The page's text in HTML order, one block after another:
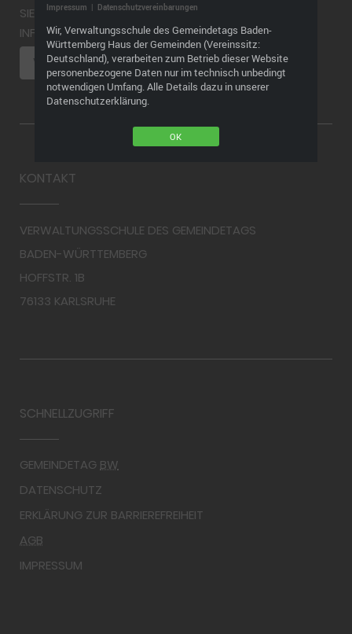
SIE MÖCHTEN EINEN WIDERRUF ABGEBEN? WEITERE
INFORMATIONEN FINDEN SIE HIER
VERTRAG WIDERRUFEN
KONTAKT
VERWALTUNGSSCHULE DES GEMEINDETAGS
BADEN-WÜRTTEMBERG
HOFFSTR. 1B
76133 KARLSRUHE
SCHNELLZUGRIFF
GEMEINDETAG BW
DATENSCHUTZ
ERKLÄRUNG ZUR BARRIEREFREIHEIT
AGB
IMPRESSUM
Impressum | Datenschutzvereinbarungen
Wir, Verwaltungsschule des Gemeindetags Baden-
Württemberg Haus der Gemeinden (Vereinssitz:
Deutschland), verarbeiten zum Betrieb dieser Website
personenbezogene Daten nur im technisch unbedingt
notwendigen Umfang. Alle Details dazu in unserer
Datenschutzerklärung.
OK